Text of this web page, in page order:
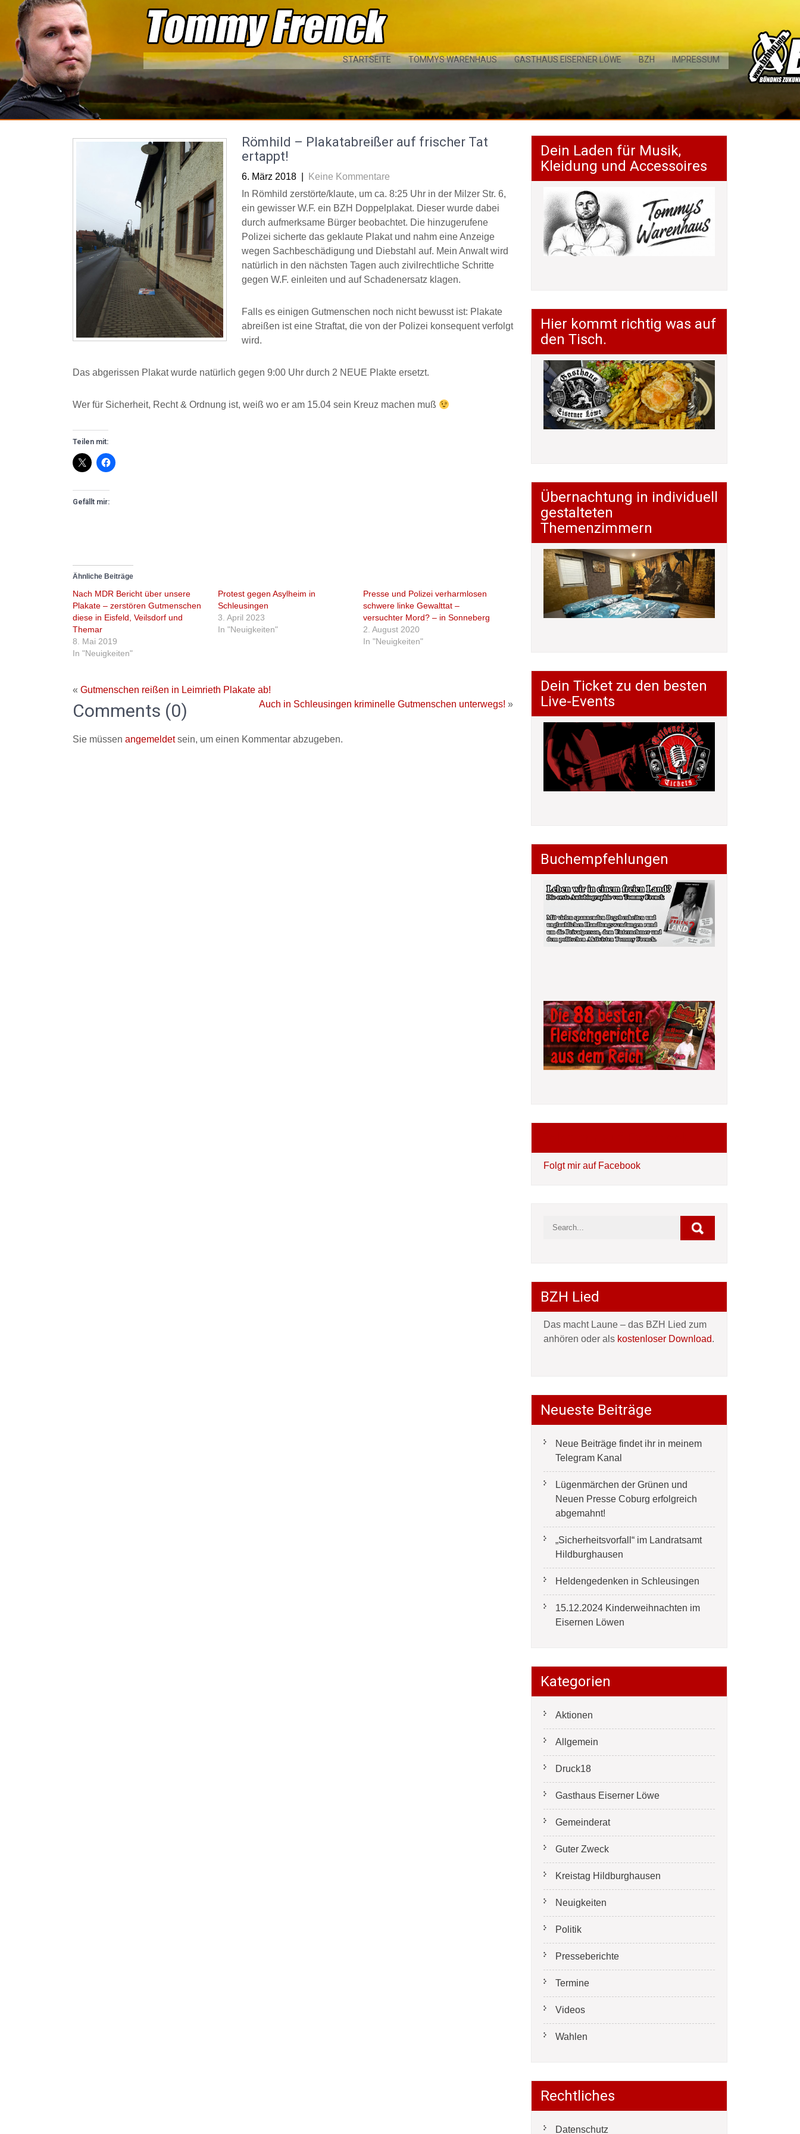
content
STARTSEITE TOMMYS WARENHAUS GASTHAUS EISERNER LÖWE BZH IMPRESSUM
Römhild – Plakatabreißer auf frischer Tat
ertappt!
6. März 2018
Keine Kommentare
In Römhild zerstörte/klaute, um ca. 8:25 Uhr in der Milzer Str. 6,
ein gewisser W.F. ein BZH Doppelplakat. Dieser wurde dabei
durch aufmerksame Bürger beobachtet. Die hinzugerufene
Polizei sicherte das geklaute Plakat und nahm eine Anzeige
wegen Sachbeschädigung und Diebstahl auf. Mein Anwalt wird
natürlich in den nächsten Tagen auch zivilrechtliche Schritte
gegen W.F. einleiten und auf Schadenersatz klagen.
Falls es einigen Gutmenschen noch nicht bewusst ist: Plakate
abreißen ist eine Straftat, die von der Polizei konsequent verfolgt
wird.
Das abgerissen Plakat wurde natürlich gegen 9:00 Uhr durch 2 NEUE Plakte ersetzt.
Wer für Sicherheit, Recht & Ordnung ist, weiß wo er am 15.04 sein Kreuz machen muß
Teilen mit:
Gefällt mir:
Ähnliche Beiträge
Nach MDR Bericht über unsere
Plakate – zerstören Gutmenschen
diese in Eisfeld, Veilsdorf und
Themar
8. Mai 2019
In "Neuigkeiten"
Protest gegen Asylheim in
Schleusingen
3. April 2023
In "Neuigkeiten"
Presse und Polizei verharmlosen
schwere linke Gewalttat –
versuchter Mord? – in Sonneberg
2. August 2020
In "Neuigkeiten"
« Gutmenschen reißen in Leimrieth Plakate ab!
Auch in Schleusingen kriminelle Gutmenschen unterwegs! »
Comments (0)
Sie müssen angemeldetsein, um einen Kommentar abzugeben.
Dein Laden für Musik,
Kleidung und Accessoires
Hier kommt richtig was auf
den Tisch.
Übernachtung in individuell
gestalteten
Themenzimmern
Dein Ticket zu den besten
Live-Events
Buchempfehlungen
Folgt mir auf Facebook
BZH Lied
Das macht Laune – das BZH Lied zum
anhören oder als kostenloser Download.
Neueste Beiträge
Neue Beiträge findet ihr in meinem
Telegram Kanal
Lügenmärchen der Grünen und
Neuen Presse Coburg erfolgreich
abgemahnt!
„Sicherheitsvorfall“ im Landratsamt
Hildburghausen
Heldengedenken in Schleusingen
15.12.2024 Kinderweihnachten im
Eisernen Löwen
Kategorien
Aktionen
Allgemein
Druck18
Gasthaus Eiserner Löwe
Gemeinderat
Guter Zweck
Kreistag Hildburghausen
Neuigkeiten
Politik
Presseberichte
Termine
Videos
Wahlen
Rechtliches
Datenschutz